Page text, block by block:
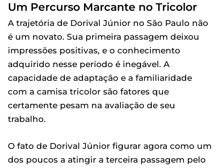
Um Percurso Marcante no Tricolor
A trajetória de Dorival Júnior no São Paulo não
é um novato. Sua primeira passagem deixou
impressões positivas, e o conhecimento
adquirido nesse período é inegável. A
capacidade de adaptação e a familiaridade
com a camisa tricolor são fatores que
certamente pesam na avaliação de seu
trabalho.
O fato de Dorival Júnior figurar agora como um
dos poucos a atingir a terceira passagem pelo